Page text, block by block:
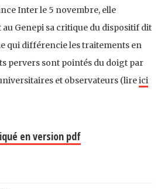
Inter le 5 novembre, elle
Genepi sa critique du dispositif dit
qui différencie les traitements en
pervers sont pointés du doigt par
et observateurs (lireici
en version pdf